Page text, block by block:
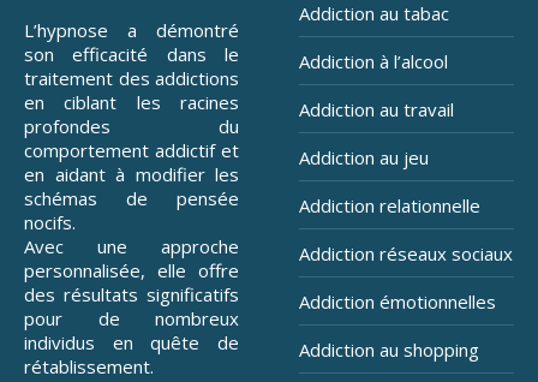
L’hypnose a démontré
son efficacité dans le
traitement des addictions
en ciblant les racines
profondes du
comportement addictif et
en aidant à modifier les
schémas de pensée
nocifs.
Avec une approche
personnalisée, elle offre
des résultats significatifs
pour de nombreux
individus en quête de
rétablissement.
Addiction au tabac
Addiction à l’alcool
Addiction au travail
Addiction au jeu
Addiction relationnelle
Addiction réseaux sociaux
Addiction émotionnelles
Addiction au shopping